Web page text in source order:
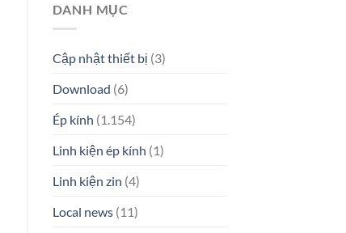
DANH MỤC
Cập nhật thiết bị (3)
Download (6)
Ép kính (1.154)
Linh kiện ép kính (1)
Linh kiện zin (4)
Local news(11)